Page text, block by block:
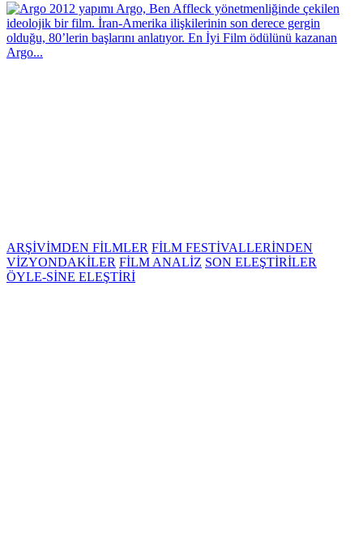
2012 yapımı Argo, Ben Affleck yönetmenliğinde çekilen
ideolojik bir film. İran-Amerika ilişkilerinin son derece gergin
olduğu, 80’lerin başlarını anlatıyor. En İyi Film ödülünü kazanan
Argo...
ARŞİVİMDEN FİLMLER FİLM FESTİVALLERİNDEN
VİZYONDAKİLER FİLM ANALİZ SON ELEŞTİRİLER
ÖYLE-SİNE ELEŞTİRİ